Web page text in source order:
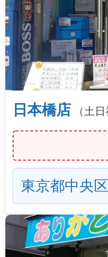
日本橋店 （土
東京都中央